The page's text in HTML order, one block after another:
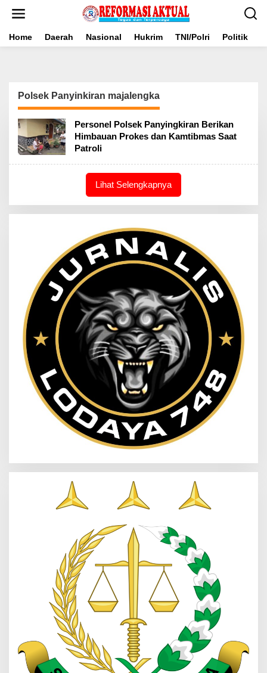
Home Daerah Nasional Hukrim TNI/Polri Politik
Polsek Panyinkiran majalengka
Personel Polsek Panyingkiran Berikan
Himbauan Prokes dan Kamtibmas Saat
Patroli
Lihat Selengkapnya